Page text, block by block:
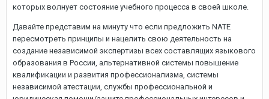
которых волнует состояние учебного процесса в своей школе.
Давайте представим на минуту что если предложить NATE
пересмотреть принципы и нацелить свою деятельность на
создание независимой экспертизы всех составлящих языкового
образования в России, альтернативной системы повышение
квалификации и развития профессионализма, системы
независимой атестации, службы профессиональной и